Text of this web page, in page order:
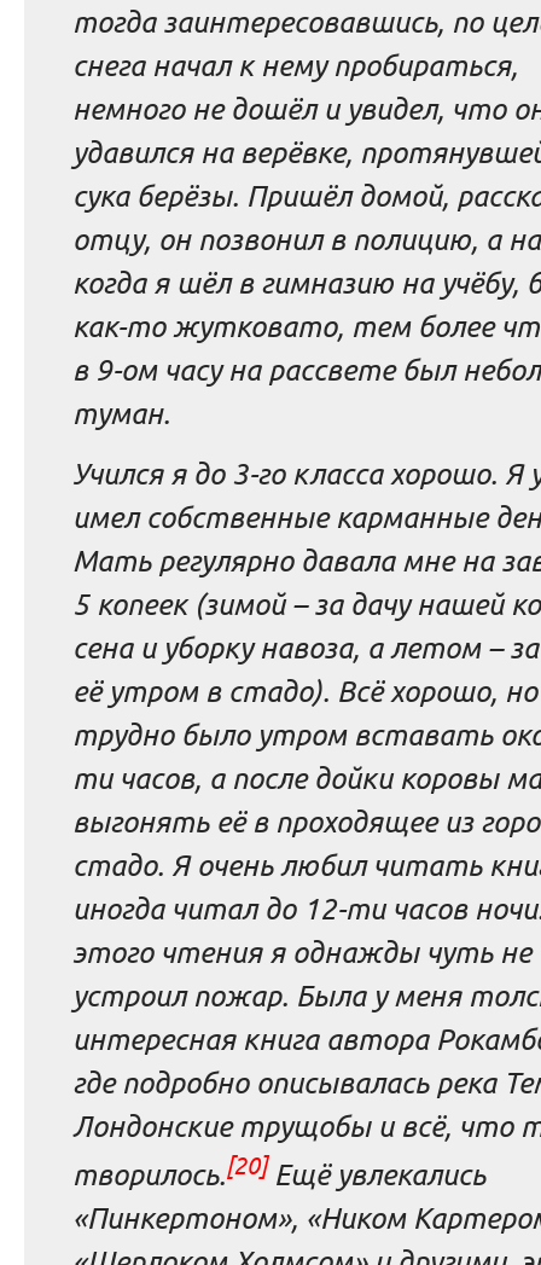
тогда заинтересовавшись, по
снега начал к нему пробираться,
немного не дошёл и увидел, что
удавился на верёвке,
сука берёзы. Пришёл домой,
отцу, он позвонил в полицию, а
когда я шёл в гимназию на учёбу,
как-то жутковато, тем более
в 9-ом часу на рассвете был
туман.
Учился я до 3-го класса хорошо. Я
имел собственные карманные
Мать регулярно давала мне на
5 копеек (зимой – за дачу нашей
сена и уборку навоза, а летом –
её утром в стадо). Всё хорошо, но
трудно было утром вставать
ти часов, а после дойки коровы
выгонять её в проходящее из
стадо. Я очень любил читать
иногда читал до 12-ти часов
этого чтения я однажды чуть не
устроил пожар. Была у меня
интересная книга автора
где подробно описывалась река
Лондонские трущобы и всё, что
творилось.[20]Ещё увлекались
«Пинкертоном», «Ником